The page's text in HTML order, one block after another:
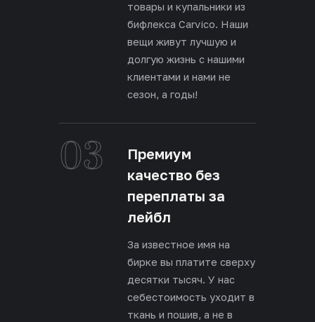
товары и купальники из
бифлекса Carvico. Наши
вещи живут лучшую и
долгую жизнь с нашими
клиентами и нами не
сезон, а годы!
03
Премиум
качество без
переплаты за
лейбл
За известное имя на
бирке вы платите сверху
десятки тысяч. У нас
себестоимость уходит в
ткань и пошив, а не в